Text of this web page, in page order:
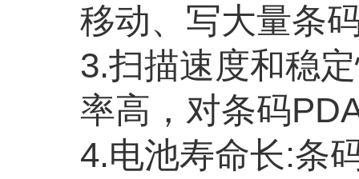
移动、写大量条
3.扫描速度和稳
率高，对条码
4.电池寿命长:条